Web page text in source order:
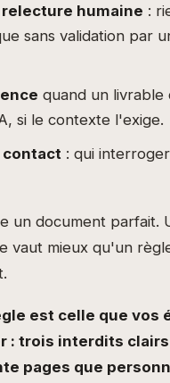
relecture humaine :
sans validation par
quand un livrable
si le contexte l'exige.
contact : qui
un document parfait.
vaut mieux qu'un
est celle que vos
: trois interdits
pages que